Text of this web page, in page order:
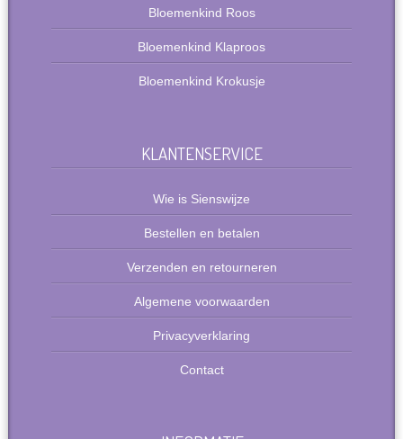
Bloemenkind Roos
Bloemenkind Klaproos
Bloemenkind Krokusje
KLANTENSERVICE
Wie is Sienswijze
Bestellen en betalen
Verzenden en retourneren
Algemene voorwaarden
Privacyverklaring
Contact